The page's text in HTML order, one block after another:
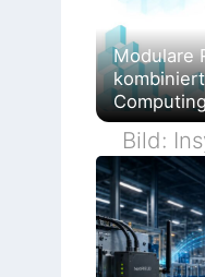
Modulare
Bild: